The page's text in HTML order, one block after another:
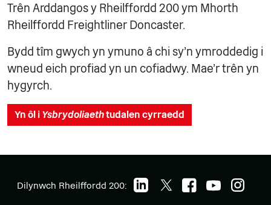
Trên Arddangos y Rheilffordd 200 ym Mhorth
Rheilffordd Freightliner Doncaster.
Bydd tîm gwych yn ymuno â chi sy'n ymroddedig i
wneud eich profiad yn un cofiadwy. Mae'r trên yn
hygyrch.
Yn ôl i Ysbrydoliaethtudalen cyrraedd
Dilynwch Rheilffordd 200: